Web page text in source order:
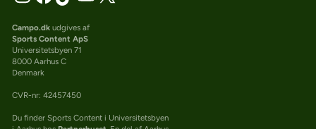
Campo.dkudgives af
Sports Content ApS
Universitetsbyen 71
8000 Aarhus C
Denmark
CVR-nr: 42457450
Du finder Sports Content i Universitetsbyen